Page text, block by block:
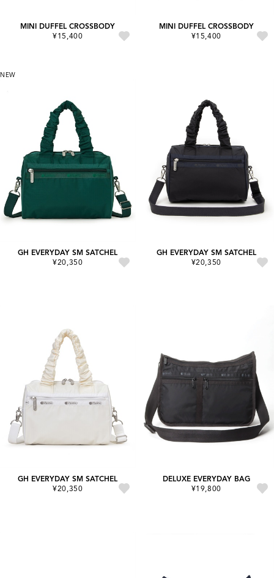
MINI DUFFEL CROSSBODY
¥15,400
MINI DUFFEL CROSSBODY
¥15,400
NEW
GH EVERYDAY SM SATCHEL
¥20,350
GH EVERYDAY SM SATCHEL
¥20,350
GH EVERYDAY SM SATCHEL
¥20,350
DELUXE EVERYDAY BAG
¥19,800